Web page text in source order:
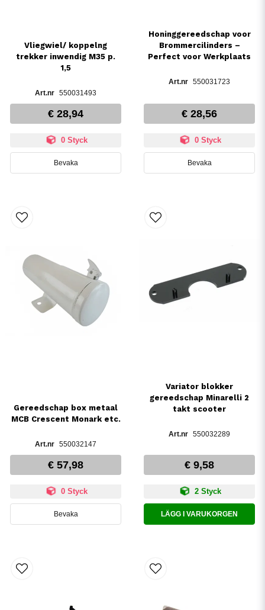
Vliegwiel/ koppelng
trekker inwendig M35 p.
1,5
550031493
€ 28,94
0 Styck
Bevaka
Honinggereedschap voor
Brommercilinders –
Perfect voor Werkplaats
550031723
€ 28,56
0 Styck
Bevaka
Gereedschap box metaal
MCB Crescent Monark etc.
550032147
€ 57,98
0 Styck
Bevaka
Variator blokker
gereedschap Minarelli 2
takt scooter
550032289
€ 9,58
2 Styck
LÄGG I VARUKORGEN